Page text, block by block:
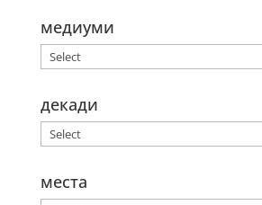
медиуми
декади
места